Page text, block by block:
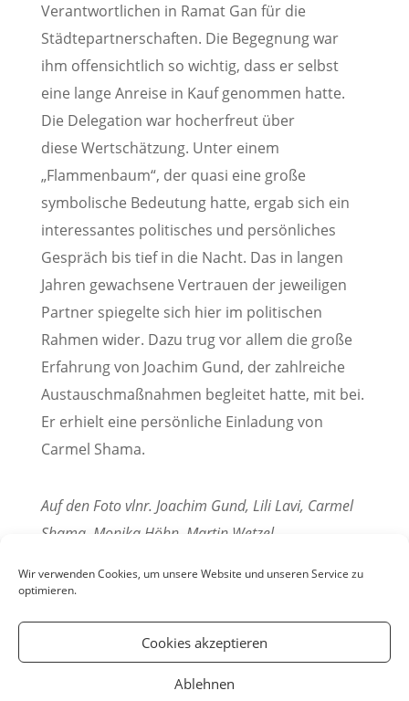
Wir verwenden Cookies, um unsere Website und unseren Service zu
optimieren.
Cookies akzeptieren
Ablehnen
Verantwortlichen in Ramat Gan für die
Städtepartnerschaften. Die Begegnung war
ihm offensichtlich so wichtig, dass er selbst
eine lange Anreise in Kauf genommen hatte.
Die Delegation war hocherfreut über
diese Wertschätzung. Unter einem
„Flammenbaum“, der quasi eine große
symbolische Bedeutung hatte, ergab sich ein
interessantes politisches und persönliches
Gespräch bis tief in die Nacht. Das in langen
Jahren gewachsene Vertrauen der jeweiligen
Partner spiegelte sich hier im politischen
Rahmen wider. Dazu trug vor allem die große
Erfahrung von Joachim Gund, der zahlreiche
Austauschmaßnahmen begleitet hatte, mit bei.
Er erhielt eine persönliche Einladung von
Carmel Shama.
Auf den Foto vlnr. Joachim Gund, Lili Lavi, Carmel
Shama, Monika Höhn, Martin Wetzel.
Pressemitteilung der Stadt Weinheim